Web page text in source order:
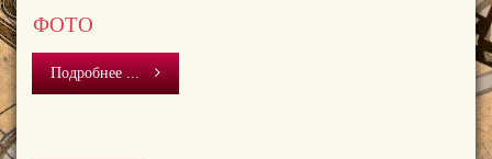
ФОТО
Подробнее ...